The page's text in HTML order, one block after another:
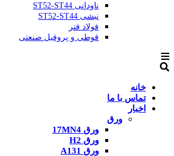
ناودانی ST52-ST44
نبشی ST52-ST44
فولاد فنر
قوطی و پروفیل صنعتی
خانه
تماس با ما
اخبار
ورق
ورق 17MN4
ورق H2
ورق A131